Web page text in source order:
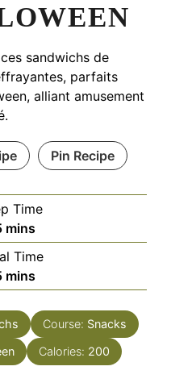
sandwichs de
parfaits
alliant amusement
Pin Recipe
Time
minutes
mins
Time
minutes
mins
Course: Snacks
Calories: 200